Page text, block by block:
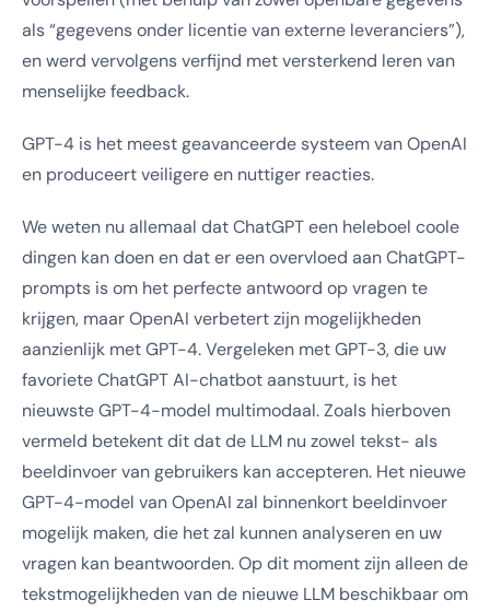
als “gegevens onder licentie van externe leveranciers”),
en werd vervolgens verfijnd met versterkend leren van
menselijke feedback.
GPT-4 is het meest geavanceerde systeem van OpenAI
en produceert veiligere en nuttiger reacties.
We weten nu allemaal dat ChatGPT een heleboel coole
dingen kan doen en dat er een overvloed aan ChatGPT-
prompts is om het perfecte antwoord op vragen te
krijgen, maar OpenAI verbetert zijn mogelijkheden
aanzienlijk met GPT-4. Vergeleken met GPT-3, die uw
favoriete ChatGPT AI-chatbot aanstuurt, is het
nieuwste GPT-4-model multimodaal. Zoals hierboven
vermeld betekent dit dat de LLM nu zowel tekst- als
beeldinvoer van gebruikers kan accepteren. Het nieuwe
GPT-4-model van OpenAI zal binnenkort beeldinvoer
mogelijk maken, die het zal kunnen analyseren en uw
vragen kan beantwoorden. Op dit moment zijn alleen de
tekstmogelijkheden van de nieuwe LLM beschikbaar om